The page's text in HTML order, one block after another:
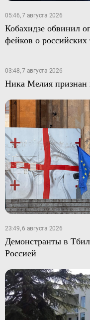
05:46, 7 августа 2026
Кобахидзе обвинил
фейков о российских
03:48, 7 августа 2026
Ника Мелия признан
23:49, 6 августа 2026
Демонстранты в
Россией